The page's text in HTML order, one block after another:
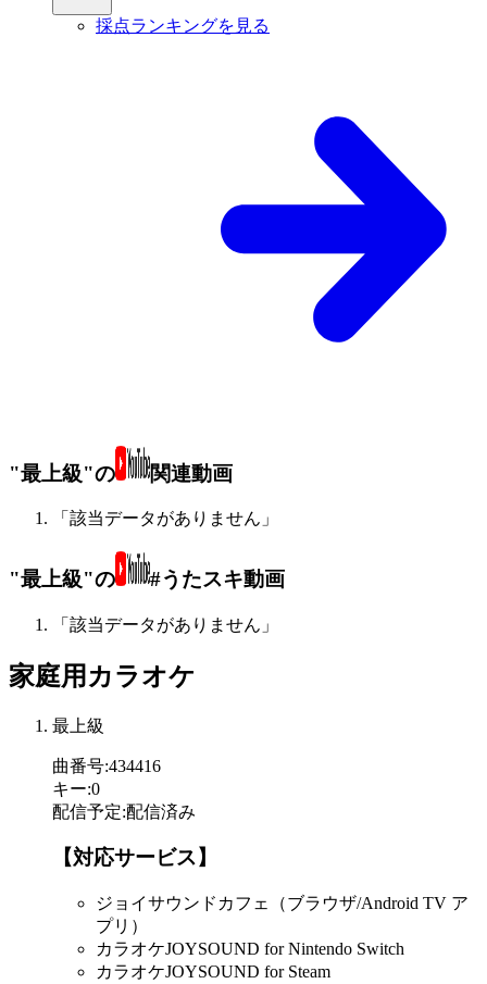
採点ランキングを見る
"最上級"の 関連動画
「該当データがありません」
"最上級"の #うたスキ動画
「該当データがありません」
家庭用カラオケ
最上級
曲番号:434416
キー:0
配信予定:配信済み
【対応サービス】
ジョイサウンドカフェ（ブラウザ/Android TV ア
プリ）
カラオケJOYSOUND for Nintendo Switch
カラオケJOYSOUND for Steam